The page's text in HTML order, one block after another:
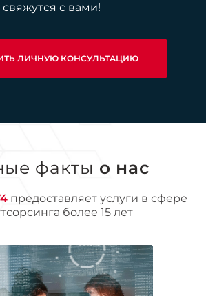
свяжутся с вами!
ЛИЧНУЮ КОНСУЛЬТАЦИЮ
факты о нас
предоставляет услуги в сфере
более 15 лет